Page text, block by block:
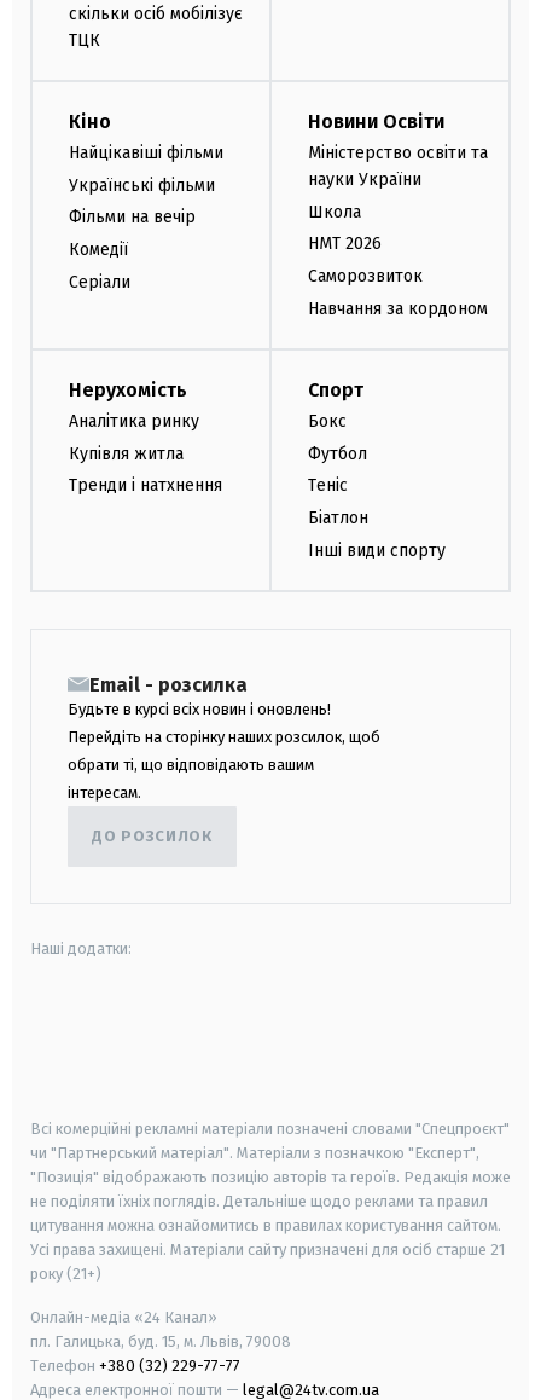
скільки осіб мобілізує
ТЦК
Кіно
Найцікавіші фільми
Українські фільми
Фільми на вечір
Комедії
Серіали
Новини Освіти
Міністерство освіти та
науки України
Школа
НМТ 2026
Саморозвиток
Навчання за кордоном
Нерухомість
Аналітика ринку
Купівля житла
Тренди і натхнення
Спорт
Бокс
Футбол
Теніс
Біатлон
Інші види спорту
Email - розсилка
Будьте в курсі всіх новин і оновлень!
Перейдіть на сторінку наших розсилок, щоб
обрати ті, що відповідають вашим
інтересам.
ДО РОЗСИЛОК
Наші додатки:
Всі комерційні рекламні матеріали позначені словами "Спецпроєкт"
чи "Партнерський матеріал". Матеріали з позначкою "Експерт",
"Позиція" відображають позицію авторів та героїв. Редакція може
не поділяти їхніх поглядів. Детальніше щодо реклами та правил
цитування можна ознайомитись в правилах користування сайтом.
Усі права захищені. Матеріали сайту призначені для осіб старше 21
року (21+)
Онлайн-медіа «24 Канал»
пл. Галицька, буд. 15, м. Львів, 79008
Телефон +380 (32) 229-77-77
Адреса електронної пошти — legal@24tv.com.ua